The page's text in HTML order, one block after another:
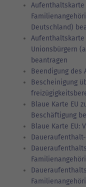
Deutschland)
Aufenthaltskarte
Unionsbürgern
beantragen
Beendigung des
Bescheinigung
Blaue Karte EU
Beschäftigung
Blaue Karte EU: